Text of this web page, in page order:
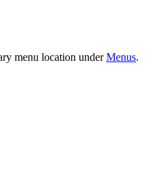
menu location underMenus.